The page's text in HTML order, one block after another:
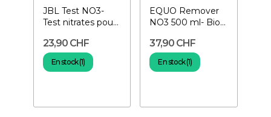
JBL Test NO3-
Test nitrates pour
23,90 CHF
En stock (1)
EQUO Remover
NO3 500 ml- Bio
37,90 CHF
En stock (1)